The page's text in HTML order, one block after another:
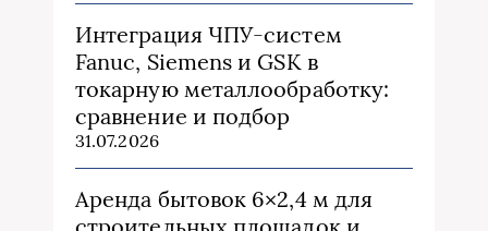
Интеграция ЧПУ-систем
Fanuc, Siemens и GSK в
токарную металлообработку:
сравнение и подбор
31.07.2026
Аренда бытовок 6×2,4 м для